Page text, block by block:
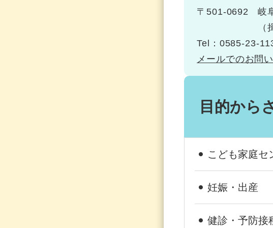
〒501-0692
岐
Tel：0585-23-
メールでのお問
目的から
こども家庭セ
妊娠・出産
健診・予防接